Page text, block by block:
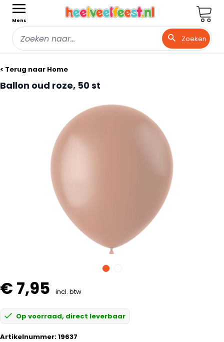
Menu
Zoeken
< Terug naar Home
Ballon oud roze, 50 st
€ 7,95 incl. btw
Op voorraad, direct leverbaar
Artikelnummer:19637